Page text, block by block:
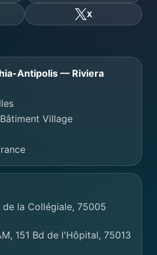
X
Antipolis — Riviera
Village
de la Collégiale, 75005
151 Bd de l'Hôpital, 75013